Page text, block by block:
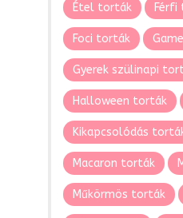
Étel torták
Foci torták
Gyerek szülinapi
Halloween torták
Kikapcsolódás
Macaron torták
Műkörmös torták